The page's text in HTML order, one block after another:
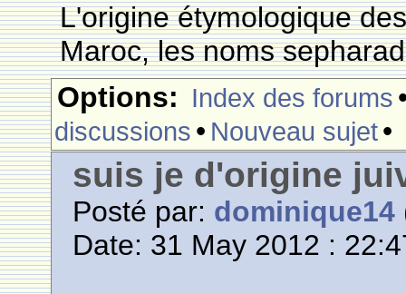
L'origine étymologique
Maroc, les noms
Options: Index des forums
discussions • Nouveau sujet•
suis je d'origine
Posté par: dominique14
Date: 31 May 2012 :